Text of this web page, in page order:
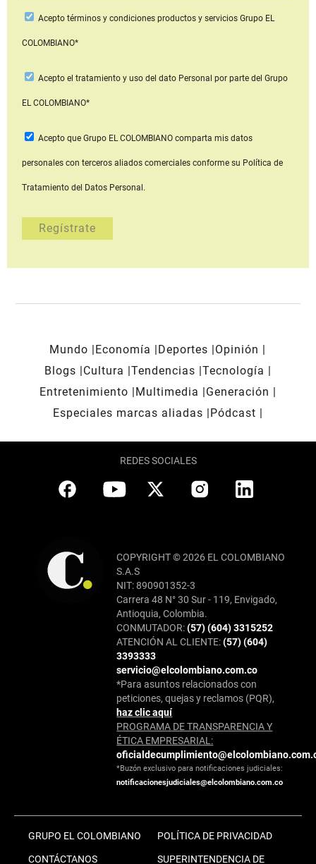
Aceptotérminos y condiciones productos y serviciosGrupo EL
COLOMBIANO*
Acepto el tratamiento y uso del dato Personal por parte del Grupo
EL COLOMBIANO*
Acepto que Grupo EL COLOMBIANOcomparta mis datos
personales con terceros aliados comerciales conforme su Política de
Tratamiento del Datos Personal.
Mundo Economía Deportes
Opinión
Blogs
Cultura Tendencias Tecnología
Entretenimiento
Multimedia
Generación
Especiales marcas aliadas
Pódcast
REDES SOCIALES
COPYRIGHT © 2026 EL COLOMBIANO
S.A.S
NIT: 890901352-3
Carrera 48 N° 30 Sur - 119, Envigado,
Antioquia, Colombia.
CONMUTADOR:(57) (604) 3315252
ATENCIÓN AL CLIENTE:(57) (604)
3393333
servicio@elcolombiano.com.co
*Para asuntos relacionados con
peticiones, quejas y reclamos (PQR),
haz clic aquí
PROGRAMA DE TRANSPARENCIA Y
ÉTICA EMPRESARIAL:
*Buzón exclusivo para notificaciones judiciales:
notificacionesjudiciales@elcolombiano.com.co
GRUPO EL COLOMBIANO
CONTÁCTANOS
POLÍTICA DE PRIVACIDAD
SUPERINTENDENCIA DE